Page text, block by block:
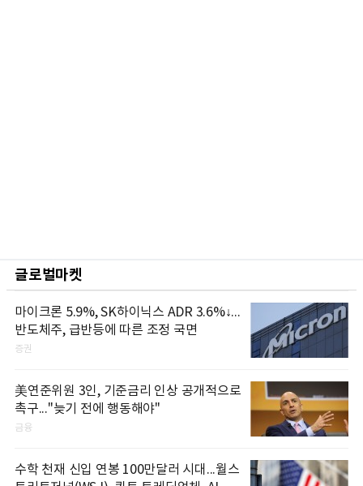
글로벌마켓
마이크론 5.9%, SK하이닉스 ADR 3.6%↓...
반도체주, 급반등에 따른 조정 국면
증권
美연준위원 3인, 기준금리 인상 공개적으로
촉구..."늦기 전에 행동해야"
금융
수학 천재 신입 연봉 100만달러 시대...월스